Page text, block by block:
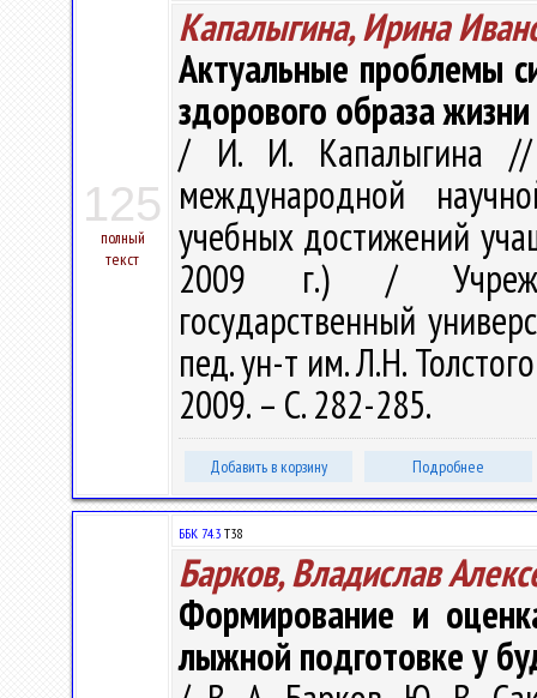
125
полный
текст
Капалыгина, Ирина
Актуальные проблемы
здорового образа
/ И. И. Капалыгина //
международной
учебных достижений
2009 г.) /
государственный
пед. ун-т им. Л.Н.
2009. – С. 282-285.
Добавить в корзину Подробнее
ББК 74.3 Т38
Барков, Владислав
Формирование и
лыжной подготовке у